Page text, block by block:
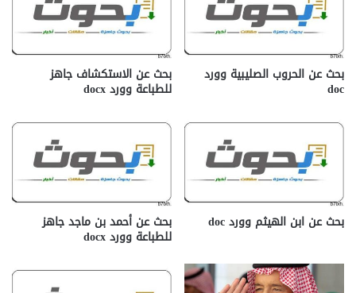
بحث عن الحروب الصليبية وورد
doc
بحث عن الاستكشاف جاهز
للطباعة وورد docx‎
بحث عن ابن الهيثم وورد doc بحث عن أحمد بن ماجد جاهز
للطباعة وورد docx‎